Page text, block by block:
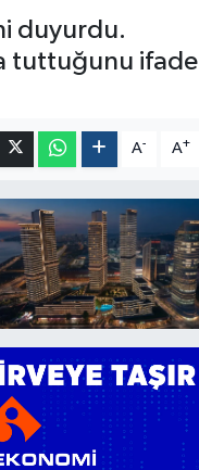
duyurdu.
tuttuğunu ifade
A- A+